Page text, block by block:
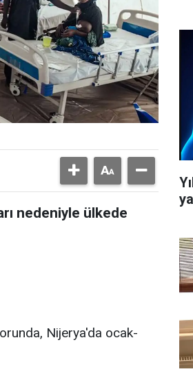
nedeniyle ülkede
Nijerya'da ocak-